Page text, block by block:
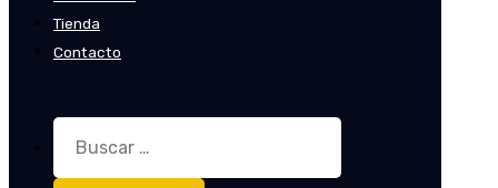
Tienda
Contacto
Buscar: